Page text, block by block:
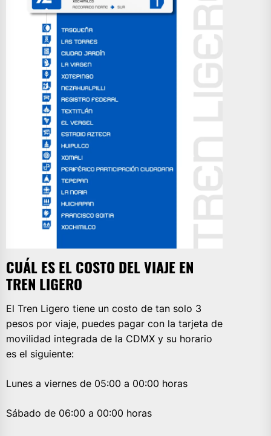
CUÁL ES EL COSTO DEL VIAJE EN
TREN LIGERO
El Tren Ligero tiene un costo de tan solo 3
pesos por viaje, puedes pagar con la tarjeta de
movilidad integrada de la CDMX y su horario
es el siguiente:
Lunes a viernes de 05:00 a 00:00 horas
Sábado de 06:00 a 00:00 horas